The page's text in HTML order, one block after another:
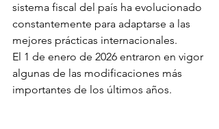
sistema fiscal del país ha evolucionado
constantemente para adaptarse a las
mejores prácticas internacionales.
El 1 de enero de 2026 entraron en vigor
algunas de las modificaciones más
importantes de los últimos años.